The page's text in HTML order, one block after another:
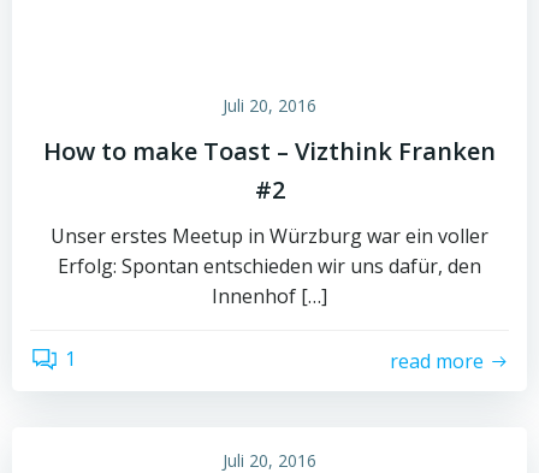
Juli 20, 2016
How to make Toast – Vizthink Franken
#2
Unser erstes Meetup in Würzburg war ein voller
Erfolg: Spontan entschieden wir uns dafür, den
Innenhof […]
1 read more
Juli 20, 2016